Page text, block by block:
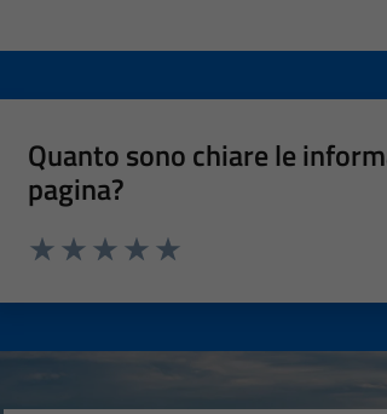
Quanto sono chiare le
pagina?